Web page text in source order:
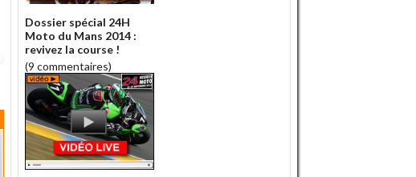
Dossier spécial 24H
Moto du Mans 2014 :
revivez la course !
(9 commentaires)